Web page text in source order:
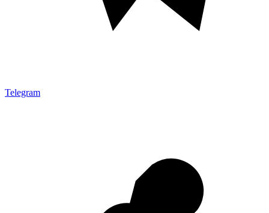
Telegram